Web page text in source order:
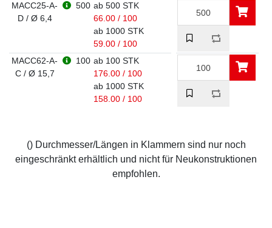
MACC25-A-
D / Ø 6,4
500 ab 500 STK
66.00 / 100
ab 1000 STK
59.00 / 100
MACC62-A-
C / Ø 15,7
100 ab 100 STK
176.00 / 100
ab 1000 STK
158.00 / 100
() Durchmesser/Längen in Klammern sind nur noch
eingeschränkt erhältlich und nicht für Neukonstruktionen
empfohlen.